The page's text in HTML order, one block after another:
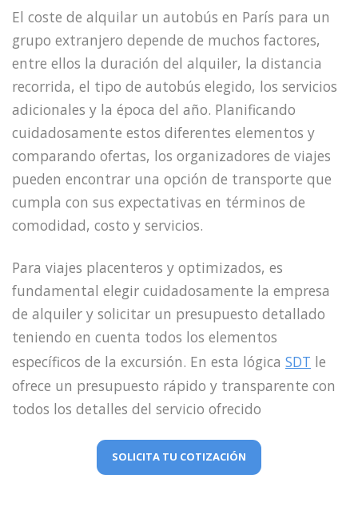
El coste de alquilar un autobús en París para un
grupo extranjero depende de muchos factores,
entre ellos la duración del alquiler, la distancia
recorrida, el tipo de autobús elegido, los servicios
adicionales y la época del año. Planificando
cuidadosamente estos diferentes elementos y
comparando ofertas, los organizadores de viajes
pueden encontrar una opción de transporte que
cumpla con sus expectativas en términos de
comodidad, costo y servicios.
Para viajes placenteros y optimizados, es
fundamental elegir cuidadosamente la empresa
de alquiler y solicitar un presupuesto detallado
teniendo en cuenta todos los elementos
específicos de la excursión. En esta lógica SDT le
ofrece un presupuesto rápido y transparente con
todos los detalles del servicio ofrecido
SOLICITA TU COTIZACIÓN